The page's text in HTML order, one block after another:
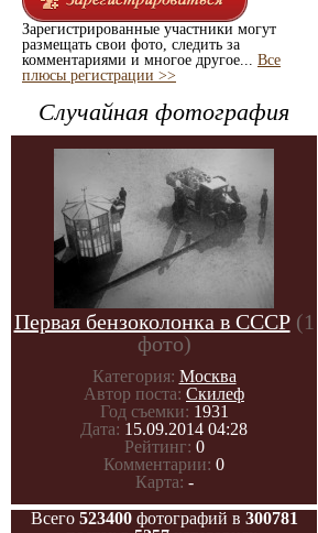
Зарегистрированные участники могут
размещать свои фото, следить за
комментариями и многое другое... Все
плюсы регистрации >>
Случайная фотография
Первая бензоколонка в СССР (1
фото)
Категория: Москва
Автор поста: Скилеф
Год съемки: 1931
Дата: 15.09.2014 04:28
Рейтинг: 0
Комментарии: 0
Карта: -
Всего 523400фотографий в 300781